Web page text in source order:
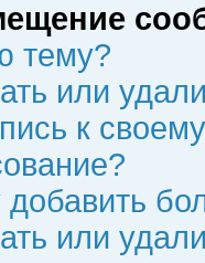
тему?
или
к
или